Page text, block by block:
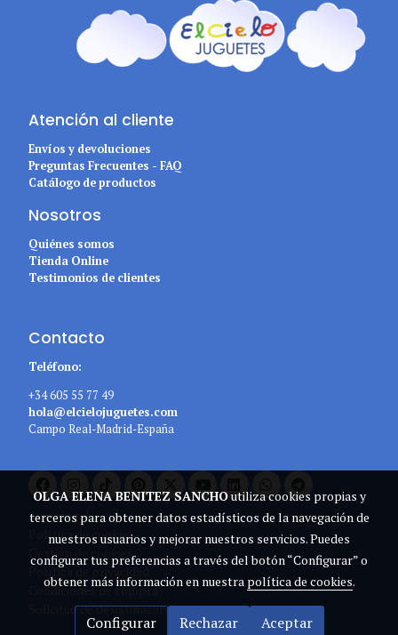
Atención al cliente
Envíos y devoluciones
Preguntas Frecuentes - FAQ
Catálogo de productos
Nosotros
Quiénes somos
Tienda Online
Testimonios de clientes
Contacto
Teléfono:
+34 605 55 77 49
hola@elcielojuguetes.com
Campo Real-Madrid-España
Aviso legal
Política de cookies
Gestión de cookies
Política de privacidad
Condiciones de compra
Solicitud de desistimiento
OLGA ELENA BENITEZ SANCHOutiliza cookies propias y
terceros para obtener datos estadísticos de la navegación de
nuestros usuarios y mejorar nuestros servicios. Puedes
configurar tus preferencias a través del botón “Configurar” o
obtener más información en nuestra política de cookies.
Configurar Rechazar Aceptar